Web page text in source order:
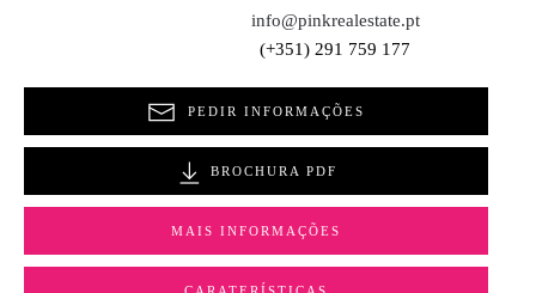
info@pinkrealestate.pt
(+351) 291 759 177
PEDIR INFORMAÇÕES
BROCHURA PDF
MAIS INFORMAÇÕES